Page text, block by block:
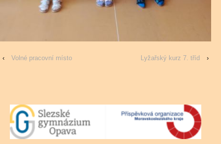
‹ Volné pracovní místo Lyžařský kurz 7. tříd ›